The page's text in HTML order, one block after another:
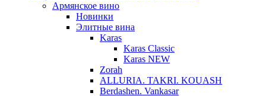
Армянское вино
Новинки
Элитные вина
Karas
Karas Classic
Karas NEW
Zorah
ALLURIA. TAKRI. KOUASH
Berdashen. Vankasar